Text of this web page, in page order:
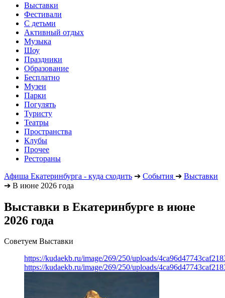
Выставки
Фестивали
С детьми
Активный отдых
Музыка
Шоу
Праздники
Образование
Бесплатно
Музеи
Парки
Погулять
Туристу
Театры
Пространства
Клубы
Прочее
Рестораны
Афиша Екатеринбурга - куда сходить ➔ События ➔ Выставки
➔ В июне 2026 года
Выставки в Екатеринбурге в июне
2026 года
Советуем Выставки
https://kudaekb.ru/image/269/250/uploads/
https://kudaekb.ru/image/269/250/uploads/